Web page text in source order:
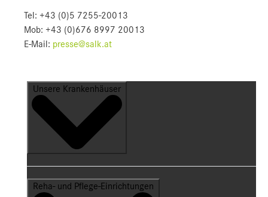
Tel: +43 (0)5 7255-20013
Mob: +43 (0)676 8997 20013
E-Mail: presse@salk.at
Unsere Krankenhäuser
Reha- und Pflege-Einrichtungen